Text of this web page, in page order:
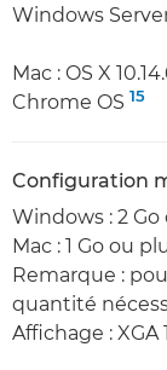
Windows
Mac : OS X
Chrome OS 15
Configuration
Windows : 2 Go
Mac : 1 Go ou
Remarque :
quantité
Affichage : XGA